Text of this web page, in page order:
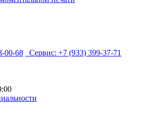
00-68 Сервис: +7 (933) 399-37-71